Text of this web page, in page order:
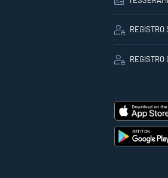
REGISTRO
REGISTRO